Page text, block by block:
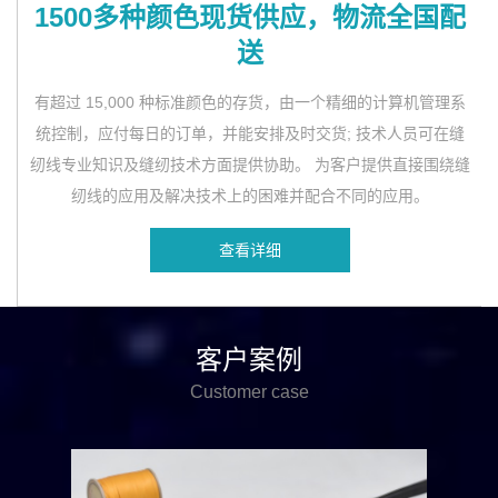
1500多种颜色现货供应，物流全国配
送
有超过 15,000 种标准颜色的存货，由一个精细的计算机管理系
统控制，应付每日的订单，并能安排及时交货; 技术人员可在缝
纫线专业知识及缝纫技术方面提供协助。 为客户提供直接围绕缝
纫线的应用及解决技术上的困难并配合不同的应用。
查看详细
客户案例
Customer case